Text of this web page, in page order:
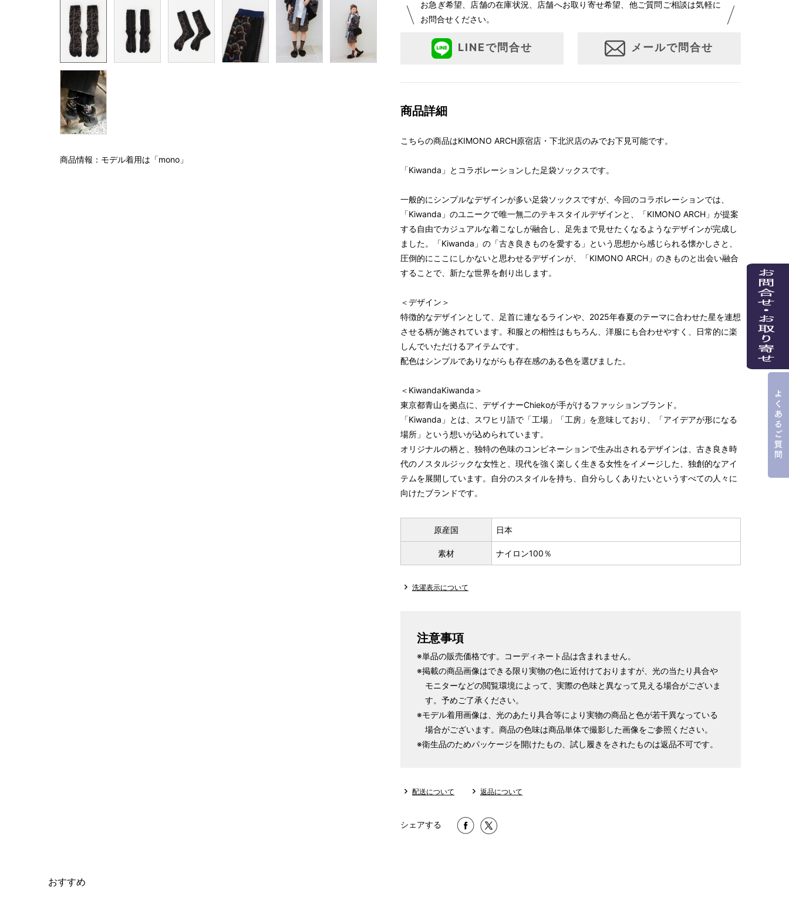
商品情報：モデル着用は「mono」
お急ぎ希望、店舗の在庫状況、店舗へお取り寄せ希望、他ご質問ご相談は気軽に
お問合せください。
LINEで問合せ メールで問合せ
商品詳細
こちらの商品はKIMONO ARCH原宿店・下北沢店のみでお下見可能です。
「Kiwanda」とコラボレーションした足袋ソックスです。
一般的にシンプルなデザインが多い足袋ソックスですが、今回のコラボレーションでは、
「Kiwanda」のユニークで唯一無二のテキスタイルデザインと、「KIMONO ARCH」が提案
する自由でカジュアルな着こなしが融合し、足先まで見せたくなるようなデザインが完成し
ました。「Kiwanda」の「古き良きものを愛する」という思想から感じられる懐かしさと、
圧倒的にここにしかないと思わせるデザインが、「KIMONO ARCH」のきものと出会い融合
することで、新たな世界を創り出します。
＜デザイン＞
特徴的なデザインとして、足首に連なるラインや、2025年春夏のテーマに合わせた星を連想
させる柄が施されています。和服との相性はもちろん、洋服にも合わせやすく、日常的に楽
しんでいただけるアイテムです。
配色はシンプルでありながらも存在感のある色を選びました。
＜KiwandaKiwanda＞
東京都青山を拠点に、デザイナーChiekoが手がけるファッションブランド。
「Kiwanda」とは、スワヒリ語で「工場」「工房」を意味しており、「アイデアが形になる
場所」という想いが込められています。
オリジナルの柄と、独特の色味のコンビネーションで生み出されるデザインは、古き良き時
代のノスタルジックな女性と、現代を強く楽しく生きる女性をイメージした、独創的なアイ
テムを展開しています。自分のスタイルを持ち、自分らしくありたいというすべての人々に
向けたブランドです。
原産国 日本
素材 ナイロン100％
洗濯表示について
注意事項
※単品の販売価格です。コーディネート品は含まれません。
※掲載の商品画像はできる限り実物の色に近付けておりますが、光の当たり具合や
モニターなどの閲覧環境によって、実際の色味と異なって見える場合がございま
す。予めご了承ください。
※モデル着用画像は、光のあたり具合等により実物の商品と色が若干異なっている
場合がございます。商品の色味は商品単体で撮影した画像をご参照ください。
※衛生品のためパッケージを開けたもの、試し履きをされたものは返品不可です。
配送について 返品について
シェアする
おすすめ